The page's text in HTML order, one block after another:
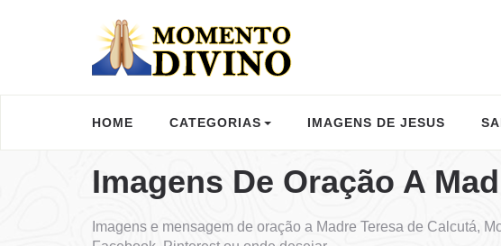
HOME CATEGORIAS IMAGENS DE JESUS
Imagens De Oração A
Imagens e mensagem de oração a Madre Teresa de Calcutá,